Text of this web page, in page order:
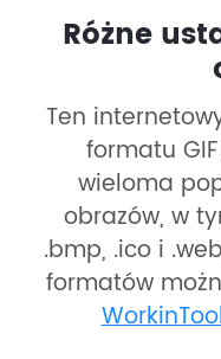
Różne
Ten
formatu
wieloma
obrazów, w
.bmp, .ico i
formatów